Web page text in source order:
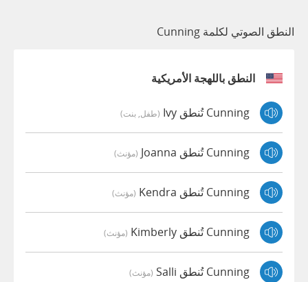
النطق الصوتي لكلمة Cunning
النطق باللهجة الأمريكية
Cunning تُنطق Ivy (طفل, بنت)
Cunning تُنطق Joanna (مؤنث)
Cunning تُنطق Kendra (مؤنث)
Cunning تُنطق Kimberly (مؤنث)
Cunning تُنطق Salli (مؤنث)